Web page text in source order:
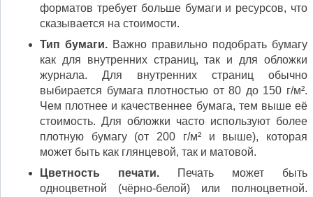
форматов требует больше бумаги и ресурсов, что
сказывается на стоимости.
Тип бумаги. Важно правильно подобрать бумагу
как для внутренних страниц, так и для обложки
журнала. Для внутренних страниц обычно
выбирается бумага плотностью от 80 до 150 г/м².
Чем плотнее и качественнее бумага, тем выше её
стоимость. Для обложки часто используют более
плотную бумагу (от 200 г/м² и выше), которая
может быть как глянцевой, так и матовой.
Цветность печати. Печать может быть
одноцветной (чёрно-белой) или полноцветной.